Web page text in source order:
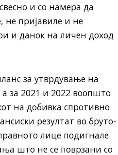
и со намера да
не пријавиле и не
и данок на личен доход
за утврдување на
за 2021 и 2022 воопшто
на добивка спротивно
резултат во бруто-
лице подигнале
што не се поврзани со